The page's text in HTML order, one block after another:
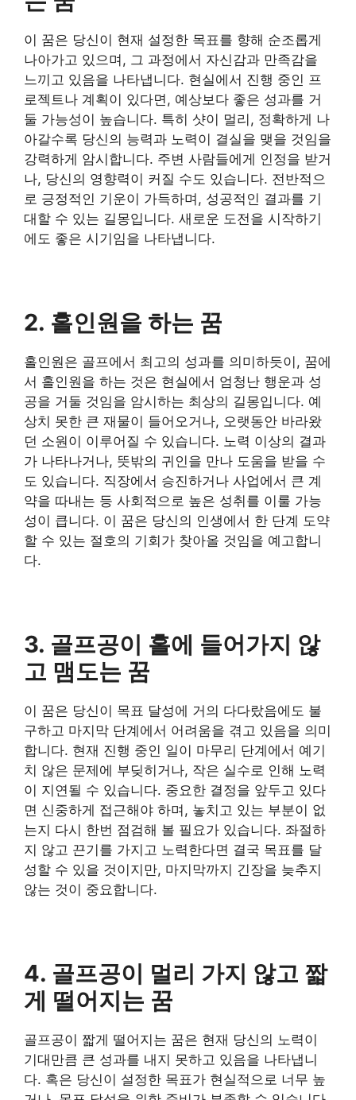
​이 꿈은 당신이 현재 설정한 목표를 향해 순조롭게
나아가고 있으며, 그 과정에서 자신감과 만족감을
느끼고 있음을 나타냅니다. 현실에서 진행 중인 프
로젝트나 계획이 있다면, 예상보다 좋은 성과를 거
둘 가능성이 높습니다. 특히 샷이 멀리, 정확하게 나
아갈수록 당신의 능력과 노력이 결실을 맺을 것임을
강력하게 암시합니다. 주변 사람들에게 인정을 받거
나, 당신의 영향력이 커질 수도 있습니다. 전반적으
로 긍정적인 기운이 가득하며, 성공적인 결과를 기
대할 수 있는 길몽입니다. 새로운 도전을 시작하기
에도 좋은 시기임을 나타냅니다.
​2. 홀인원을 하는 꿈
​홀인원은 골프에서 최고의 성과를 의미하듯이, 꿈에
서 홀인원을 하는 것은 현실에서 엄청난 행운과 성
공을 거둘 것임을 암시하는 최상의 길몽입니다. 예
상치 못한 큰 재물이 들어오거나, 오랫동안 바라왔
던 소원이 이루어질 수 있습니다. 노력 이상의 결과
가 나타나거나, 뜻밖의 귀인을 만나 도움을 받을 수
도 있습니다. 직장에서 승진하거나 사업에서 큰 계
약을 따내는 등 사회적으로 높은 성취를 이룰 가능
성이 큽니다. 이 꿈은 당신의 인생에서 한 단계 도약
할 수 있는 절호의 기회가 찾아올 것임을 예고합니
다.
3. 골프공이 홀에 들어가지 않
고 맴도는 꿈
​이 꿈은 당신이 목표 달성에 거의 다다랐음에도 불
구하고 마지막 단계에서 어려움을 겪고 있음을 의미
합니다. 현재 진행 중인 일이 마무리 단계에서 예기
치 않은 문제에 부딪히거나, 작은 실수로 인해 노력
이 지연될 수 있습니다. 중요한 결정을 앞두고 있다
면 신중하게 접근해야 하며, 놓치고 있는 부분이 없
는지 다시 한번 점검해 볼 필요가 있습니다. 좌절하
지 않고 끈기를 가지고 노력한다면 결국 목표를 달
성할 수 있을 것이지만, 마지막까지 긴장을 늦추지
않는 것이 중요합니다.
4. 골프공이 멀리 가지 않고 짧
게 떨어지는 꿈
​골프공이 짧게 떨어지는 꿈은 현재 당신의 노력이
기대만큼 큰 성과를 내지 못하고 있음을 나타냅니
다. 혹은 당신이 설정한 목표가 현실적으로 너무 높